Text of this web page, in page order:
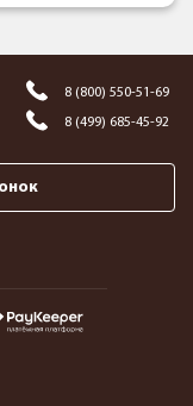
8 (800) 550-51-69
8 (499) 685-45-92